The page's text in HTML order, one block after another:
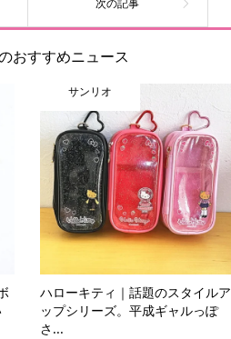
おすすめニュース
サンリオ
ハローキティ｜話題のスタイルア
ップシリーズ。平成ギャルっぽ
さ...